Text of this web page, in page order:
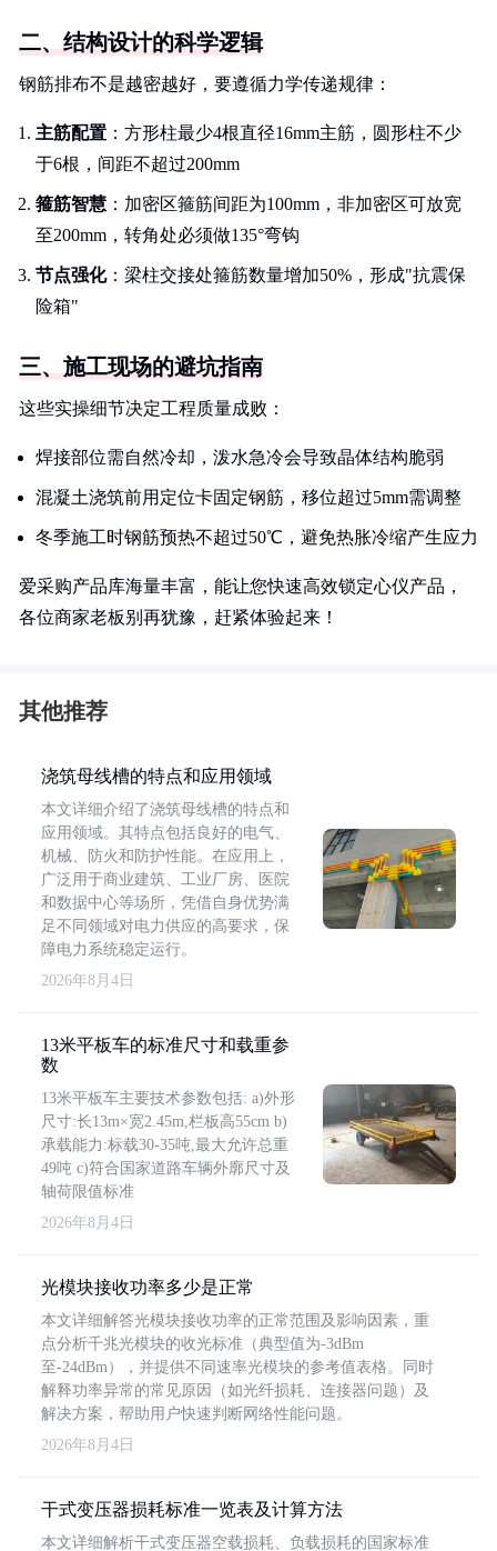
二、结构设计的科学逻辑
钢筋排布不是越密越好，要遵循力学传递规律：
主筋配置 ：方形柱最少4根直径16mm主筋，圆形柱不少
于6根，间距不超过200mm
箍筋智慧 ：加密区箍筋间距为100mm，非加密区可放宽
至200mm，转角处必须做135°弯钩
节点强化：梁柱交接处箍筋数量增加50%，形成"抗震保
险箱"
三、施工现场的避坑指南
这些实操细节决定工程质量成败：
焊接部位需自然冷却，泼水急冷会导致晶体结构脆弱
混凝土浇筑前用定位卡固定钢筋，移位超过5mm需调整
冬季施工时钢筋预热不超过50℃，避免热胀冷缩产生应力
爱采购产品库海量丰富，能让您快速高效锁定心仪产品，
各位商家老板别再犹豫，赶紧体验起来！
其他推荐
浇筑母线槽的特点和应用领域
本文详细介绍了浇筑母线槽的特点和
应用领域。其特点包括良好的电气、
机械、防火和防护性能。在应用上，
广泛用于商业建筑、工业厂房、医院
和数据中心等场所，凭借自身优势满
足不同领域对电力供应的高要求，保
障电力系统稳定运行。
2026年8月4日
13米平板车的标准尺寸和载重参
数
13米平板车主要技术参数包括: a)外形
尺寸:长13m×宽2.45m,栏板高55cm b)
承载能力:标载30-35吨,最大允许总重
49吨 c)符合国家道路车辆外廓尺寸及
轴荷限值标准
2026年8月4日
光模块接收功率多少是正常
本文详细解答光模块接收功率的正常范围及影响因素，重
点分析千兆光模块的收光标准（典型值为-3dBm
至-24dBm），并提供不同速率光模块的参考值表格。同时
解释功率异常的常见原因（如光纤损耗、连接器问题）及
解决方案，帮助用户快速判断网络性能问题。
2026年8月4日
干式变压器损耗标准一览表及计算方法
本文详细解析干式变压器空载损耗、负载损耗的国家标准